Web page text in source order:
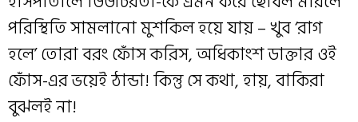
পরিস্থিতি সামলানো মুশকিল হয়ে যায় – খুব ‘রাগ
হলে’ তোরা বরং ফোঁস করিস, অধিকাংশ ডাক্তার ওই
ফোঁস-এর ভয়েই ঠান্ডা! কিন্তু সে কথা, হায়, বাকিরা
বুঝলই না!